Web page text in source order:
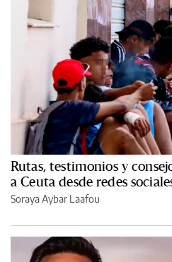
Rutas, testimonios y
a Ceuta desde redes
Soraya Aybar Laafou